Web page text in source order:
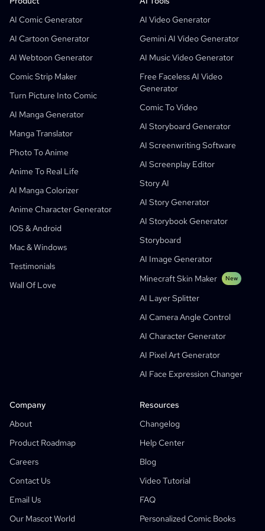
AI Comic Generator
AI Cartoon Generator
AI Webtoon Generator
Comic Strip Maker
Turn Picture Into Comic
AI Manga Generator
Manga Translator
Photo To Anime
Anime To Real Life
AI Manga Colorizer
Anime Character Generator
IOS & Android
Mac & Windows
Testimonials
Wall Of Love
AI Video Generator
Gemini AI Video Generator
AI Music Video Generator
Free Faceless AI Video
Generator
Comic To Video
AI Storyboard Generator
AI Screenwriting Software
AI Screenplay Editor
Story AI
AI Story Generator
AI Storybook Generator
Storyboard
AI Image Generator
Minecraft Skin Maker
New
AI Layer Splitter
AI Camera Angle Control
AI Character Generator
AI Pixel Art Generator
AI Face Expression Changer
Company
About
Product Roadmap
Careers
Contact Us
Email Us
Our Mascot World
Resources
Changelog
Help Center
Blog
Video Tutorial
FAQ
Personalized Comic Books
Free AI Comic Strip Generator
AI Children's Book Generator
Free AI Comic Generator
AI Manga Studio
Free AI Motion Designer
Video To Comic
Voice Story Generator
AI Cartoon Generator
Turn Picture Into Comic
Turn Picture Into Cartoon
AI Webtoon Generator
AI Manhwa Generator
AI Manga Generator
Social Media Comics
Bible Comic Maker
Camera Angle Control
AI Background Generator
AI Image Style Transfer
AI Pose Generator
AI Character Generator
AI Character Design
AI Anime Generator
Teachers
Students
Teachers And Students
Education
Enterprise
Startups
Sequential Art
OpenAI
Meta
SHOTDECK
Black Forest Labs
Replicate
ElevenLabs
PuppyAgent
Comicbook APIs
Digital Campaign
Content Marketing
Product Marketing
Graph Comics For Dynamic Graphs
Enterprise
AI Tools For Teachers And Students
AI Video Generator
Children's Storybook Maker
AI Storybook Generator
AI Educational Comics
Generative Workflows
Webtoons